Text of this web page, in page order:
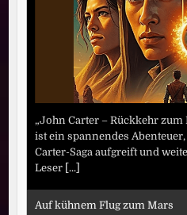
„John Carter – Rückkehr zum
ist ein spannendes
Carter-Saga aufgreift und
Leser [...]
Auf kühnem Flug zum Mars